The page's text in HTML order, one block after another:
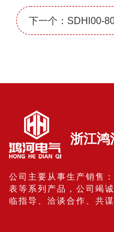
下一个：SDHl00-
浙江鸿
公司主要从事生产销售
表等系列产品，公司竭
临指导、洽谈合作、共谋